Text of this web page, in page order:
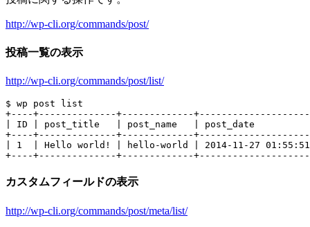
http://wp-cli.org/commands/post/
投稿一覧の表示
http://wp-cli.org/commands/post/list/
$ wp post list
+----+--------------+-------------
| ID | post_title   | post_name   | post_date
+----+--------------+-------------
| 1  | Hello world! | hello-world | 2014-11-27
カスタムフィールドの表示
http://wp-cli.org/commands/post/meta/list/